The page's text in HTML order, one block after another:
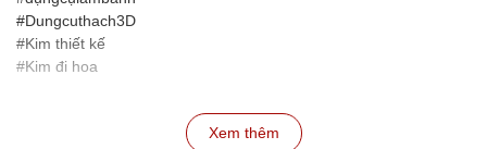
#Dungcuthach3D
#Kim thiết kế
#Kim đi hoa
Xem thêm